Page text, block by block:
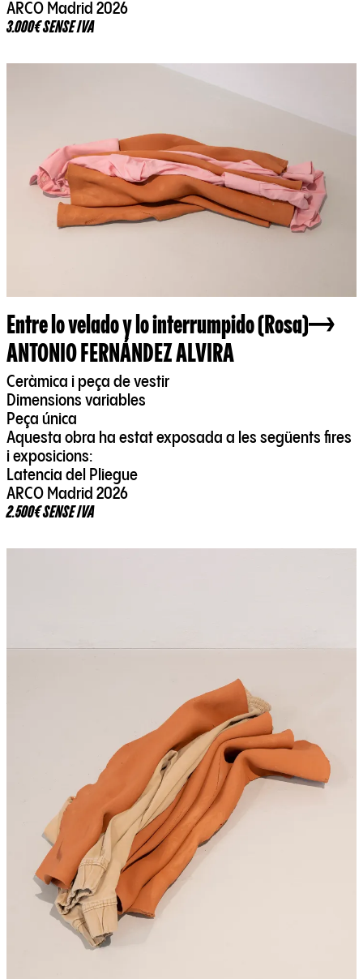
ARCO Madrid 2026
3.000€ SENSE IVA
Entre lo velado y lo interrumpido (Rosa)
ANTONIO FERNÁNDEZ ALVIRA
Ceràmica i peça de vestir
Dimensions variables
Peça única
Aquesta obra ha estat exposada a les següents fires
i exposicions:
Latencia del Pliegue
ARCO Madrid 2026
2.500€ SENSE IVA